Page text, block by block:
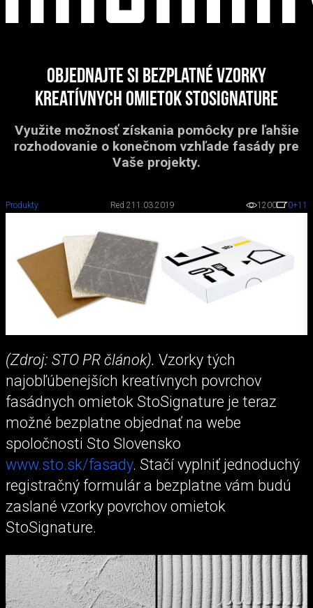
Objednajte si bezplatné vzorky
kreatívnych omietok StoSignature
Využite možnosť získania pomôcky pre ľahšie
rozhodovanie o konečnom vzhľade fasády pre
Vaše projekty.
Produkty Red 211.03.2019 1200 0+11
(Zdroj: STO PR článok). Vzorky tých
najobľúbenejších kreatívnych povrchov
fasádnych omietok StoSignature je teraz
možné bezplatne objednať na webe
spoločnosti Sto Slovensko
www.sto.sk/fasady. Stačí vyplniť jednoduchý
registračný formulár a bezplatne vám budú
zaslané vzorky povrchov omietok
StoSignature.